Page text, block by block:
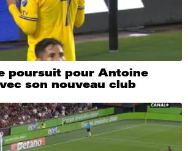
poursuit pour Antoine
son nouveau club